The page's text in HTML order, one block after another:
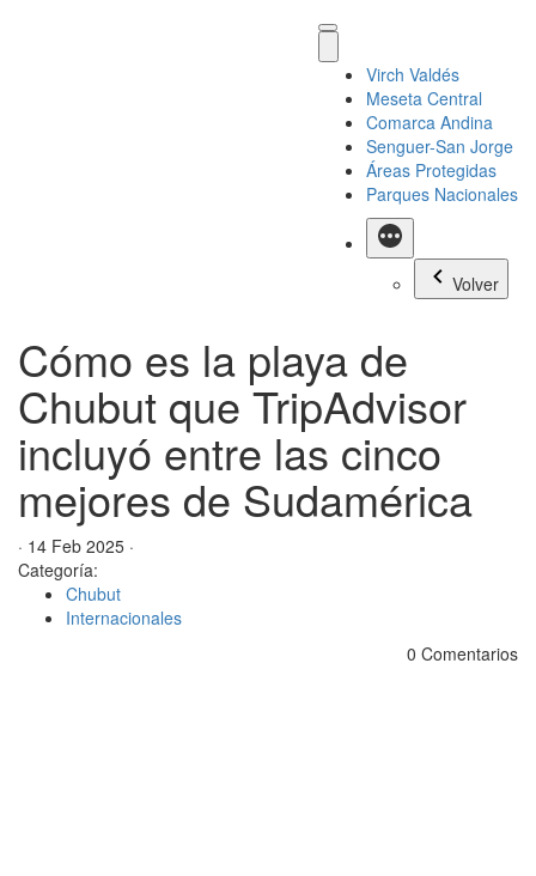
Virch Valdés
Meseta Central
Comarca Andina
Senguer-San Jorge
Áreas Protegidas
Parques Nacionales
Más
Volver
Cómo es la playa de
Chubut que TripAdvisor
incluyó entre las cinco
mejores de Sudamérica
· 14 Feb 2025 ·
Categoría:
Chubut
Internacionales
0 Comentarios